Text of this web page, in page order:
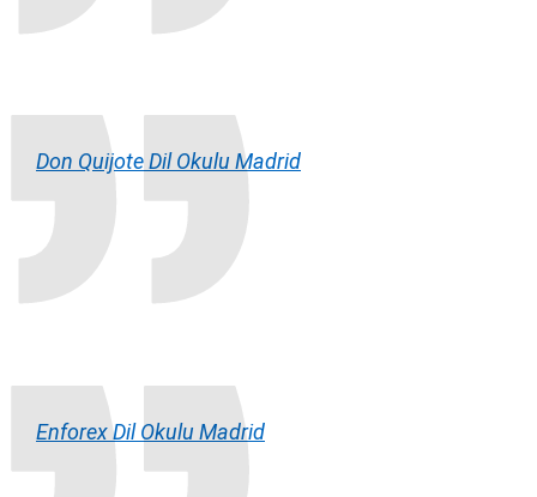
Don Quijote Dil Okulu Madrid
Enforex Dil Okulu Madrid